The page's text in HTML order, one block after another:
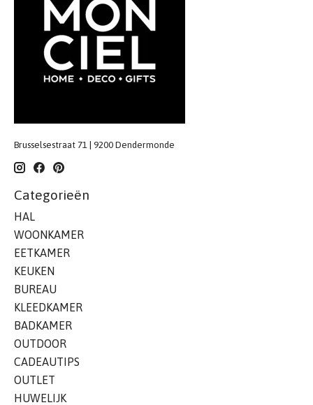
Brusselsestraat 71 | 9200 Dendermonde
Categorieën
HAL
WOONKAMER
EETKAMER
KEUKEN
BUREAU
KLEEDKAMER
BADKAMER
OUTDOOR
CADEAUTIPS
OUTLET
HUWELIJK